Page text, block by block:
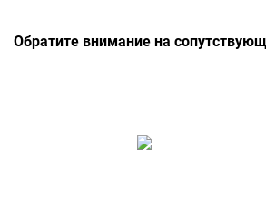
Обратите внимание на